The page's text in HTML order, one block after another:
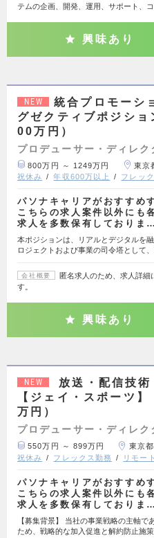
テムの企画、開発、運用、サポート、
興味あり
NEW
統合プロモーシ
グゼクティブポジシ
00万円）
プロデューサー・ディレク
800万円 ～ 1249万円 東京
祝休み
年収600万以上 フレッ
パソナキャリアがおすすめ
こちらの求人案件以外にも
求人を多数保有しておりま…
本ポジションは、リアルとデジタルを
ロジェクトおよび事業の司令塔として
会社概要
匿名求人のため、求人詳細
す。
興味あり
NEW
放送・配信技術
【ジェイ・スポーツ
万円）
プロデューサー・ディレク
550万円 ～ 899万円 東京都
祝休み
フレックス勤務 リモー
パソナキャリアがおすすめ
こちらの求人案件以外にも
求人を多数保有しておりま…
【募集背景】 当社の事業戦略の主軸
ため、戦略的な加入促進と解約防止施